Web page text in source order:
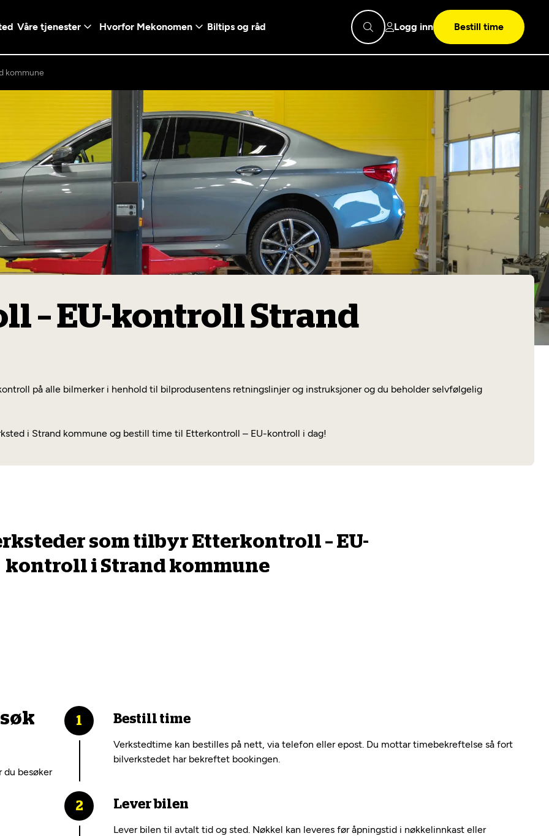
Våre tjenester
- Vanlig bil
Diagnose/Feilsøking
Mekonomen
Bilkonto
Les mer
Mekonomen Fleet
Les mer
Hvorfor Mekonomen
valg
og fabrikkgaranti
Biltips og råd Logg inn Bestill time
konto ved å klikke på
Logg inn med Vipps
Telefonnummer
Norway
+47
Søk
kommune
– EU-kontroll Strand
på alle bilmerker i henhold til bilprodusentens retningslinjer og instruksjoner og du beholder selvfølgelig
i Strand kommune og bestill time til Etterkontroll – EU-kontroll i dag!
som tilbyr Etterkontroll – EU-
kontroll i Strand kommune
du besøker
Bestill time
Verkstedtime kan bestilles på nett, via telefon eller epost. Du mottar timebekreftelse så fort
bilverkstedet har bekreftet bookingen.
Lever bilen
Lever bilen til avtalt tid og sted. Nøkkel kan leveres før åpningstid i nøkkelinnkast eller